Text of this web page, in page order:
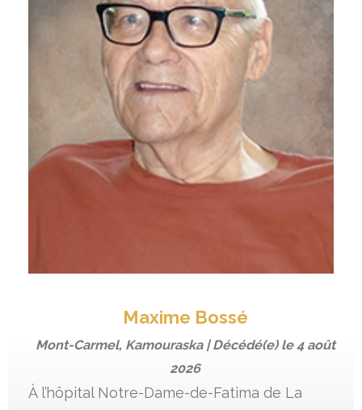
Maxime Bossé
Mont-Carmel, Kamouraska | Décédé(e) le4 août
2026
À l’hôpital Notre-Dame-de-Fatima de La